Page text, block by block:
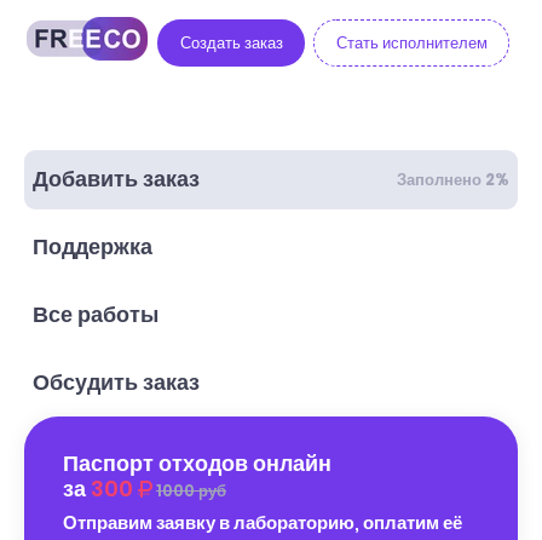
Создать заказ Стать исполнителем
Добавить заказ Заполнено 2%
Поддержка
Все работы
Обсудить заказ
Паспорт отходов онлайн
за 300 1000 руб
Отправим заявку в лабораторию, оплатим её